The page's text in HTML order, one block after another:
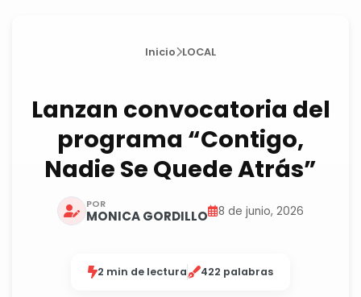
Inicio LOCAL
Lanzan convocatoria del
programa “Contigo,
Nadie Se Quede Atrás”
POR
MONICA GORDILLO 8 de junio, 2026
2 min de lectura 422 palabras